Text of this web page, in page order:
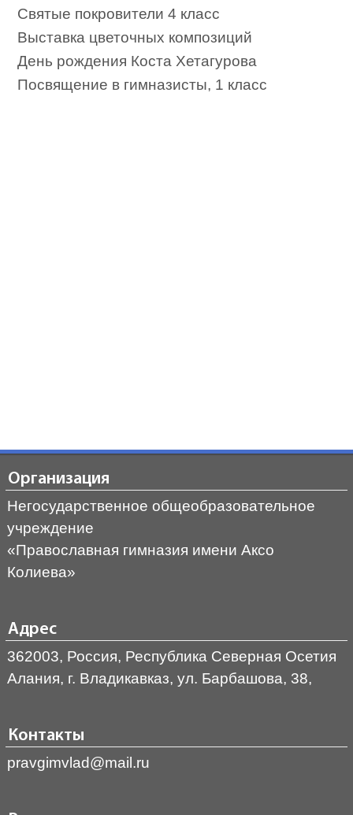
Святые покровители 4 класс
Выставка цветочных композиций
День рождения Коста Хетагурова
Посвящение в гимназисты, 1 класс
Организация
Негосударственное общеобразовательное
учреждение
«Православная гимназия имени Аксо
Колиева»
Адрес
362003, Россия, Республика Северная Осетия
Алания, г. Владикавказ, ул. Барбашова, 38,
Контакты
pravgimvlad@mail.ru